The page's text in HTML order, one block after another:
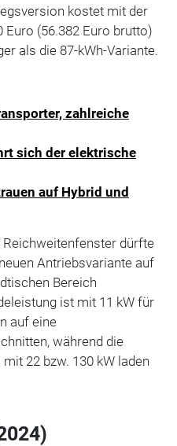
kostet mit der
(56.382 Euro brutto)
als die 87-kWh-Variante.
zahlreiche
sich der elektrische
auf Hybrid und
dürfte
Antriebsvariante auf
Bereich
ist mit 11 kW für
auf eine
während die
22 bzw. 130 kW laden